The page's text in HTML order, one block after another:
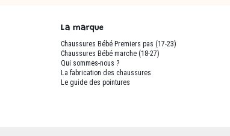
La marque
Chaussures Bébé Premiers pas (17-23)
Chaussures Bébé marche (18-27)
Qui sommes-nous ?
La fabrication des chaussures
Le guide des pointures